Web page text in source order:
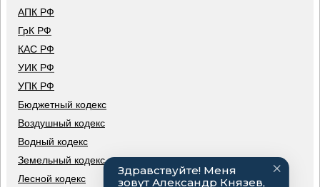
АПК РФ
ГрК РФ
КАС РФ
УИК РФ
УПК РФ
Бюджетный кодекс
Воздушный кодекс
Водный кодекс
Земельный кодекс
Лесной кодекс